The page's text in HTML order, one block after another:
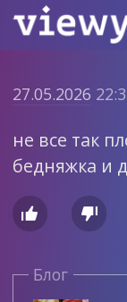
27.05.2026
не все так
бедняжка и
 
Блог